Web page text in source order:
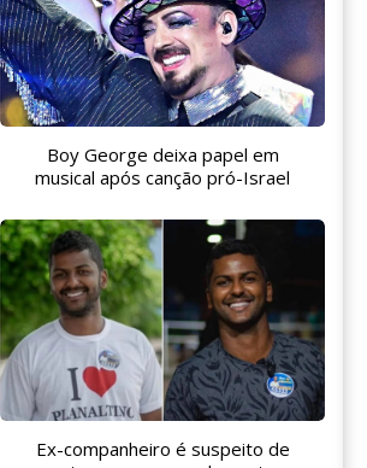
Boy George deixa papel em
musical após canção pró-Israel
Ex-companheiro é suspeito de